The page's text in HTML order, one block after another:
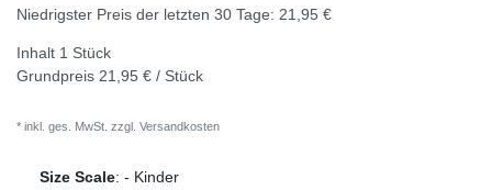
Niedrigster Preis der letzten 30 Tage: 21,95 €
Inhalt 1 Stück
Grundpreis 21,95 € / Stück
* inkl. ges. MwSt. zzgl. Versandkosten
Size Scale: - Kinder